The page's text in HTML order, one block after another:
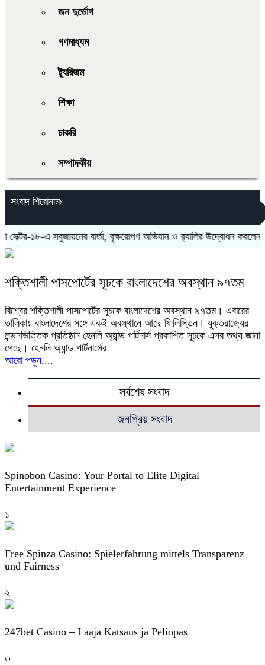
জন দুর্ভোগ
গণমাধ্যম
ট্যুরিজম
শিক্ষা
চাকরি
সম্পাদকীয়
সংবাদ শিরোনামঃ
১৮-এ সবুজায়নের বার্তা, বৃক্ষরোপণ অভিযান ও র‍্যালির উদ্বোধন করলেন
শক্তিশালী পাসপোর্টের সূচকে বাংলাদেশের অবস্থান ৯৭তম
বিশ্বের শক্তিশালী পাসপোর্টের সূচকে বাংলাদেশের অবস্থান ৯৭তম। এবারের
তালিকায় বাংলাদেশের সঙ্গে একই অবস্থানে আছে ফিলিস্তিন। যুক্তরাজ্যের
লন্ডনভিত্তিক প্রতিষ্ঠান হেনলি অ্যান্ড পার্টনার্স প্রকাশিত সূচকে এসব তথ্য জানা
গেছে। হেনলি অ্যান্ড পার্টনার্সের
আরো পড়ুন....
সর্বশেষ সংবাদ
জনপ্রিয় সংবাদ
Spinobon Casino: Your Portal to Elite Digital
Entertainment Experience
১
Free Spinza Casino: Spielerfahrung mittels Transparenz
und Fairness
২
247bet Casino – Laaja Katsaus ja Peliopas
৩